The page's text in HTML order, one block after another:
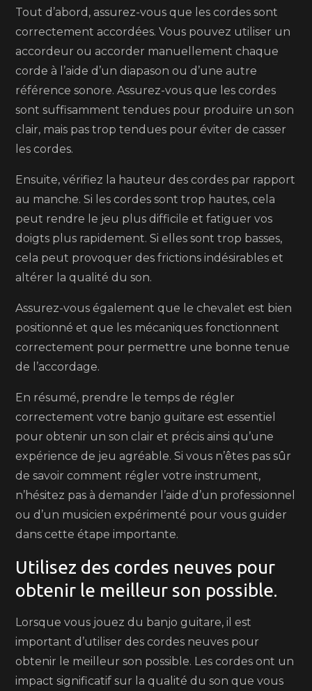
Tout d’abord, assurez-vous que les cordes sont
correctement accordées. Vous pouvez utiliser un
accordeur ou accorder manuellement chaque
corde à l’aide d’un diapason ou d’une autre
référence sonore. Assurez-vous que les cordes
sont suffisamment tendues pour produire un son
clair, mais pas trop tendues pour éviter de casser
les cordes.
Ensuite, vérifiez la hauteur des cordes par rapport
au manche. Si les cordes sont trop hautes, cela
peut rendre le jeu plus difficile et fatiguer vos
doigts plus rapidement. Si elles sont trop basses,
cela peut provoquer des frictions indésirables et
altérer la qualité du son.
Assurez-vous également que le chevalet est bien
positionné et que les mécaniques fonctionnent
correctement pour permettre une bonne tenue
de l’accordage.
En résumé, prendre le temps de régler
correctement votre banjo guitare est essentiel
pour obtenir un son clair et précis ainsi qu’une
expérience de jeu agréable. Si vous n’êtes pas sûr
de savoir comment régler votre instrument,
n’hésitez pas à demander l’aide d’un professionnel
ou d’un musicien expérimenté pour vous guider
dans cette étape importante.
Utilisez des cordes neuves pour
obtenir le meilleur son possible.
Lorsque vous jouez du banjo guitare, il est
important d’utiliser des cordes neuves pour
obtenir le meilleur son possible. Les cordes ont un
impact significatif sur la qualité du son que vous